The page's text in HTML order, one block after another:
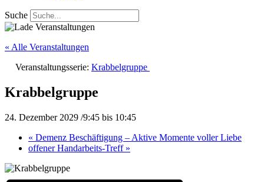
Suche
« Alle Veranstaltungen
Veranstaltungsserie: Krabbelgruppe
Krabbelgruppe
24. Dezember 2029 /9:45 bis 10:45
« Demenz Beschäftigung – Aktive Momente voller Liebe
offener Handarbeits-Treff »